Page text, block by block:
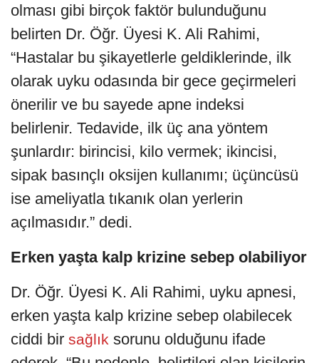
olması gibi birçok faktör bulunduğunu
belirten Dr. Öğr. Üyesi K. Ali Rahimi,
“Hastalar bu şikayetlerle geldiklerinde, ilk
olarak uyku odasında bir gece geçirmeleri
önerilir ve bu sayede apne indeksi
belirlenir. Tedavide, ilk üç ana yöntem
şunlardır: birincisi, kilo vermek; ikincisi,
sipak basınçlı oksijen kullanımı; üçüncüsü
ise ameliyatla tıkanık olan yerlerin
açılmasıdır.” dedi.
Erken yaşta kalp krizine sebep olabiliyor
Dr. Öğr. Üyesi K. Ali Rahimi, uyku apnesi,
erken yaşta kalp krizine sebep olabilecek
ciddi bir sağlık sorunu olduğunu ifade